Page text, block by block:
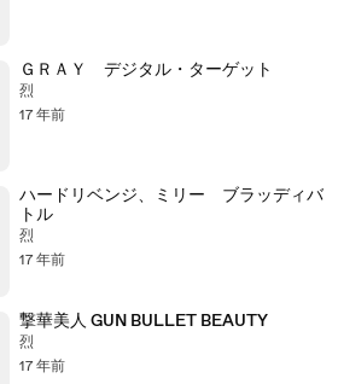
ＧＲＡＹ デジタル・ターゲット
烈
17 年前
ハードリベンジ、ミリー ブラッディバ
トル
烈
17 年前
撃華美人 GUN BULLET BEAUTY
烈
17 年前